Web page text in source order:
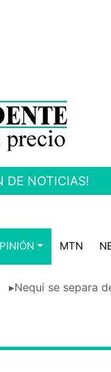
DE NOTICIAS!
MTN
▸Nequi se separa